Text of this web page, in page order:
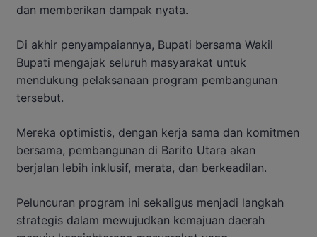
dan memberikan dampak nyata.
Di akhir penyampaiannya, Bupati bersama Wakil
Bupati mengajak seluruh masyarakat untuk
mendukung pelaksanaan program pembangunan
tersebut.
Mereka optimistis, dengan kerja sama dan komitmen
bersama, pembangunan di Barito Utara akan
berjalan lebih inklusif, merata, dan berkeadilan.
Peluncuran program ini sekaligus menjadi langkah
strategis dalam mewujudkan kemajuan daerah